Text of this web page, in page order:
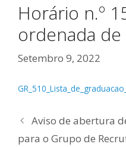
Horário n.º
ordenada
Setembro 9, 2022
Aviso de abertura
para o Grupo de